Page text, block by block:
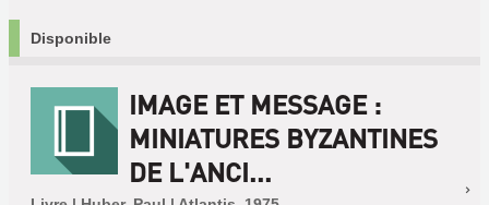
Disponible
IMAGE ET MESSAGE :
MINIATURES BYZANTINES
DE L'ANCI...